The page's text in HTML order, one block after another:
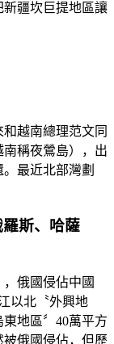
新疆坎巨提地區讓
越南總理范文同
稱夜鶯島），出
最近北部灣劃
斯、哈薩
俄國侵佔中國
以北〝外興地
地區〞40萬平方
俄國侵佔，但歷